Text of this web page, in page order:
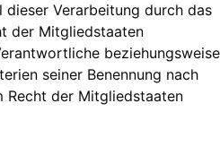
Verarbeitung durch das
der Mitgliedstaaten
beziehungsweise
seiner Benennung nach
Recht der Mitgliedstaaten